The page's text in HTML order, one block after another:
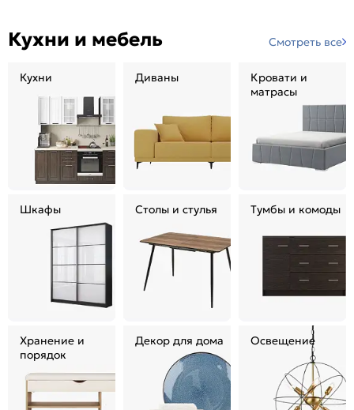
Кухни и мебель Смотреть все
Кухни Диваны
Кровати и
матрасы
Шкафы Столы и стулья Тумбы и комоды
Хранение и
порядок
Декор для дома Освещение